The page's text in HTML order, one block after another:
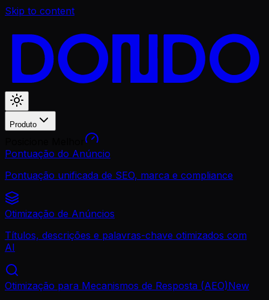
Skip to content
Produto
Pontuação do Anúncio
Pontuação unificada de SEO, marca e compliance
Otimização de Anúncios
Títulos, descrições e palavras-chave otimizados com
AI
Otimização para Mecanismos de Resposta (AEO)New